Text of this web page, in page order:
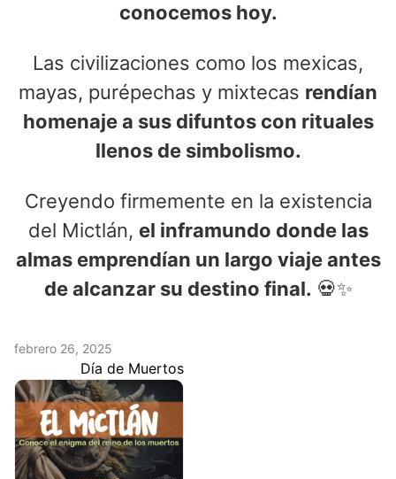
conocemos hoy.
Las civilizaciones como los mexicas,
mayas, purépechas y mixtecas rendían
homenaje a sus difuntos con rituales
llenos de simbolismo.
Creyendo firmemente en la existencia
del Mictlán, el inframundo donde las
almas emprendían un largo viaje antes
de alcanzar su destino final. 💀✨
febrero 26, 2025
Día de Muertos